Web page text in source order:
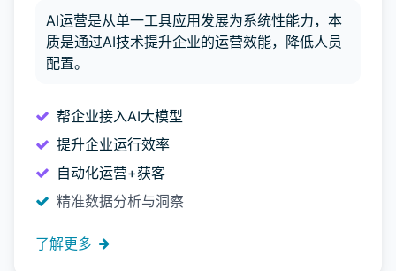
AI运营是从单一工具应用发展为系统性能力，本
质是通过AI技术提升企业的运营效能，降低人员
配置。
帮企业接入AI大模型
提升企业运行效率
自动化运营+获客
精准数据分析与洞察
了解更多